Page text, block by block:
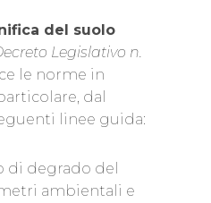
del suolo
Legislativo n.
le norme in
dal
linee guida:
di degrado del
ambientali e